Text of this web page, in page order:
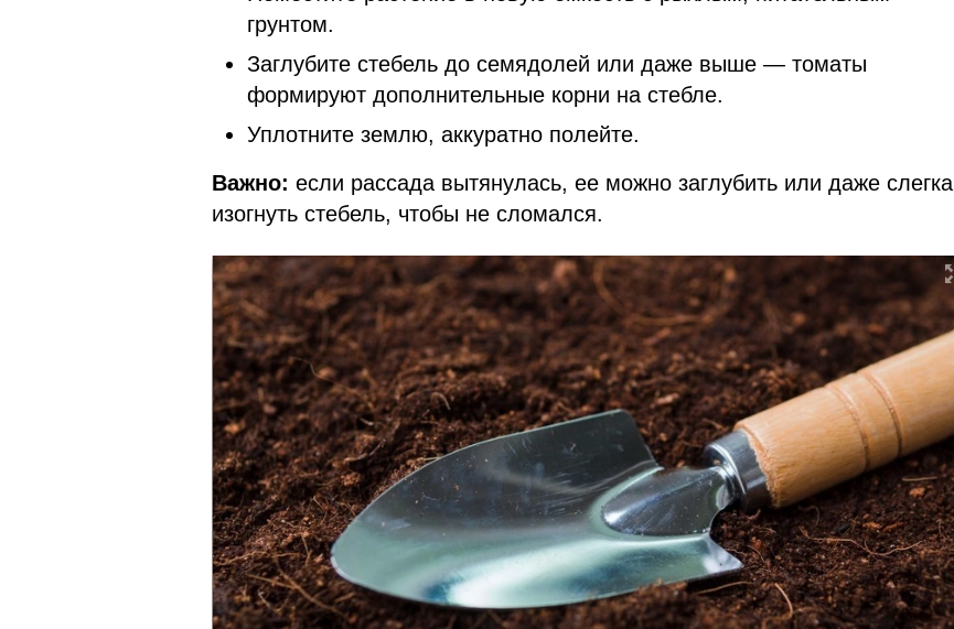
грунтом.
Заглубите стебель до семядолей или даже выше — томаты
формируют дополнительные корни на стебле.
Уплотните землю, аккуратно полейте.
Важно: если рассада вытянулась, ее можно заглубить или даже слегка
изогнуть стебель, чтобы не сломался.